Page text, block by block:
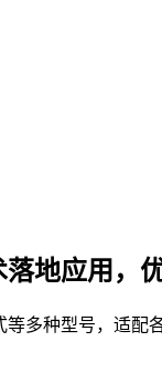
地应用，
等多种型号，适配